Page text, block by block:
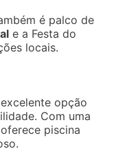
é palco de
e a Festa do
locais.
opção
Com uma
piscina